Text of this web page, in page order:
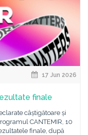
17 Jun 2026
finale
câștigătoare și
CANTEMIR, 10
finale, după